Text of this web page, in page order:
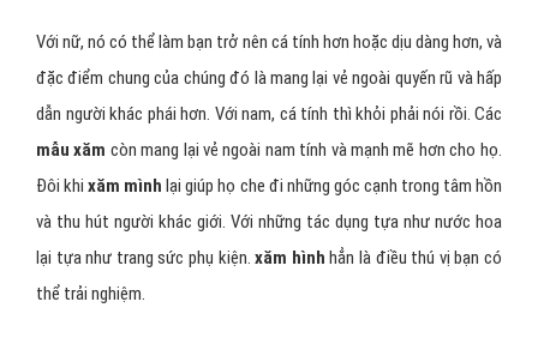
Với nữ, nó có thể làm bạn trở nên cá tính hơn hoặc dịu dàng hơn, và
đặc điểm chung của chúng đó là mang lại vẻ ngoài quyến rũ và hấp
dẫn người khác phái hơn. Với nam, cá tính thì khỏi phải nói rồi. Các
mẫu xăm còn mang lại vẻ ngoài nam tính và mạnh mẽ hơn cho họ.
Đôi khixăm mìnhlại giúp họ che đi những góc cạnh trong tâm hồn
và thu hút người khác giới. Với những tác dụng tựa như nước hoa
lại tựa như trang sức phụ kiện.xăm hìnhhẳn là điều thú vị bạn có
thể trải nghiệm.